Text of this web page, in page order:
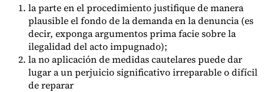
la parte en el procedimiento justifique de manera
plausible el fondo de la demanda en la denuncia (es
decir, exponga argumentos prima facie sobre la
ilegalidad del acto impugnado);
la no aplicación de medidas cautelares puede dar
lugar a un perjuicio significativo irreparable o difícil
de reparar